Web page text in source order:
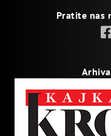
Pratite nas